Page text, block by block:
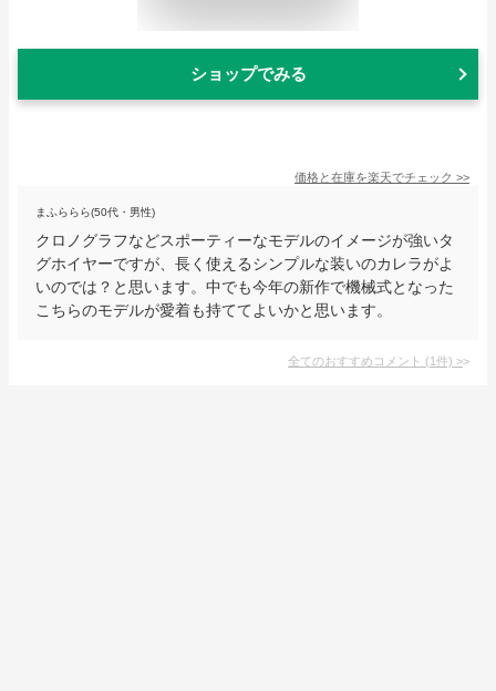
ショップでみる
価格と在庫を楽天でチェック >>
まふららら(50代・男性)
クロノグラフなどスポーティーなモデルのイメージが強いタ
グホイヤーですが、長く使えるシンプルな装いのカレラがよ
いのでは？と思います。中でも今年の新作で機械式となった
こちらのモデルが愛着も持ててよいかと思います。
全てのおすすめコメント (1件) >